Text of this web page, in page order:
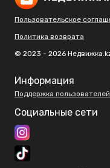
Пользовательское
Политика возврата
© 2023 - 2026
Информация
Поддержка пользователей
Социальные сети